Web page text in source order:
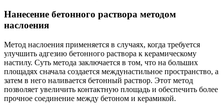
Нанесение бетонного раствора методом
наслоения
Метод наслоения применяется в случаях, когда требуется
улучшить адгезию бетонного раствора к керамическому
настилу. Суть метода заключается в том, что на больших
площадях сначала создается междунастильное пространство, а
затем в него наливается бетонный раствор. Этот метод
позволяет увеличить контактную площадь и обеспечить более
прочное соединение между бетоном и керамикой.